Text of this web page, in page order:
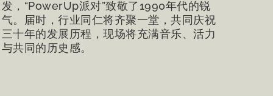
发，“PowerUp派对”致敬了1990年代的锐
气。届时，行业同仁将齐聚一堂，共同庆祝
三十年的发展历程，现场将充满音乐、活力
与共同的历史感。